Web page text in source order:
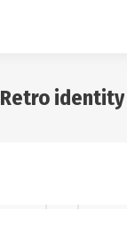
Retro identity